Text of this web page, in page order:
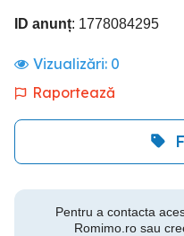
ID anunț: 1778084295
Vizualizări: 0
Raportează
Pentru a contacta
Romimo.ro sau